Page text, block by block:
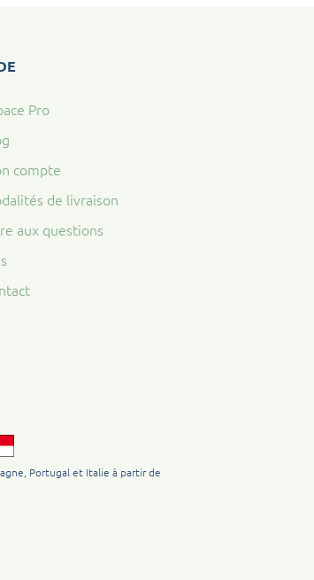
Pro
compte
de livraison
aux questions
Portugal et Italie à partir de